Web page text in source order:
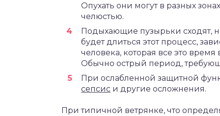
Опухать они могут в разных
челюстью.
Подыхающие пузырьки сходят,
будет длиться этот процесс,
человека, которая все это
Обычно острый период,
При ослабленной защитной
сепсис и другие осложнения.
При типичной ветрянке, что